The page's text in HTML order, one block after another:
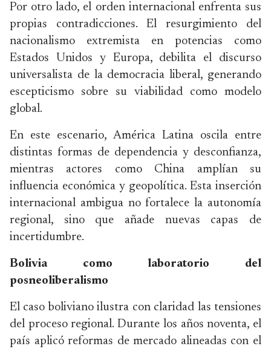
Por otro lado, el orden internacional enfrenta sus
propias contradicciones. El resurgimiento del
nacionalismo extremista en potencias como
Estados Unidos y Europa, debilita el discurso
universalista de la democracia liberal, generando
escepticismo sobre su viabilidad como modelo
global.
En este escenario, América Latina oscila entre
distintas formas de dependencia y desconfianza,
mientras actores como China amplían su
influencia económica y geopolítica. Esta inserción
internacional ambigua no fortalece la autonomía
regional, sino que añade nuevas capas de
incertidumbre.
Bolivia como laboratorio del
posneoliberalismo
El caso boliviano ilustra con claridad las tensiones
del proceso regional. Durante los años noventa, el
país aplicó reformas de mercado alineadas con el